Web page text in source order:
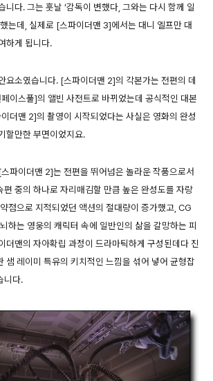
니다. 그는 훗날 ‘감독이 변했다, 그와는 다시 함께 일
는데, 실제로 [스파이더맨 3]에서는 대니 엘프만 대
하게 됩니다.
요소였습니다. [스파이더맨 2]의 각본가는 전편의 데
이스풀]의 앨빈 사전트로 바뀌었는데 공식적인 대본
더맨 2]의 촬영이 시작되었다는 사실은 영화의 완성
할만한 부면이었지요.
파이더맨 2]는 전편을 뛰어넘은 놀라운 작품으로서
편 중의 하나로 자리매김할 만큼 높은 완성도를 자랑
점으로 지적되었던 액션의 절대량이 증가했고, CG
하는 영웅의 캐릭터 속에 일반인의 삶을 갈망하는 피
더맨의 자아확립 과정이 드라마틱하게 구성된데다 진
샘 레이미 특유의 키치적인 느낌을 섞어 넣어 균형잡
니다.